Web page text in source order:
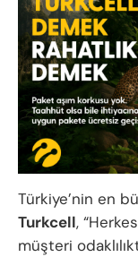
Türkiye’nin en
Turkcell,
müşteri